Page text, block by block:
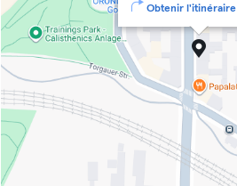
Obtenir l'itinéraire